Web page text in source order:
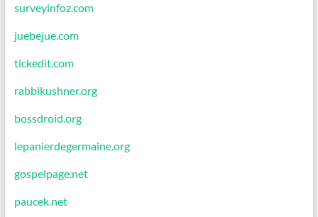
surveyinfoz.com
juebejue.com
tickedit.com
rabbikushner.org
bossdroid.org
lepanierdegermaine.org
gospelpage.net
paucek.net